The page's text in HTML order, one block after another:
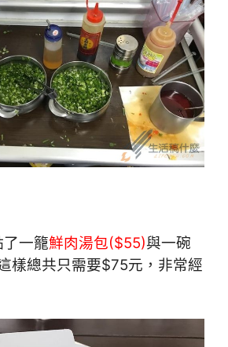
一籠鮮肉湯包($55)與一碗
樣總共只需要$75元，非常經